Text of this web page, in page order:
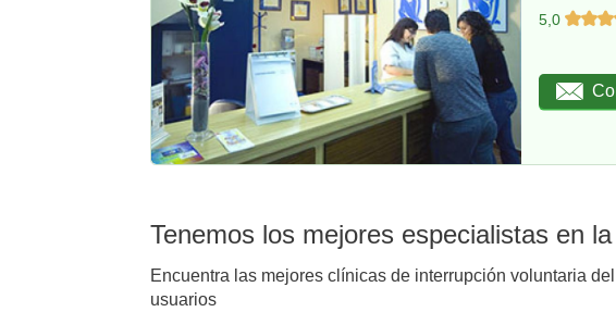
5,0
Tenemos los mejores especialistas en
Encuentra las mejores clínicas de interrupción voluntaria
usuarios